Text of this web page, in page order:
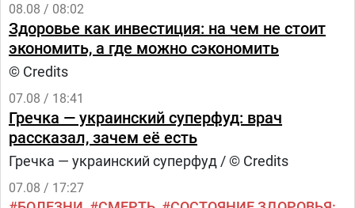
08.08 / 08:02
Здоровье как инвестиция: на чем не стоит
экономить, а где можно сэкономить
© Credits
07.08 / 18:41
Гречка — украинский суперфуд: врач
рассказал, зачем её есть
Гречка — украинский суперфуд / © Credits
07.08 / 17:27